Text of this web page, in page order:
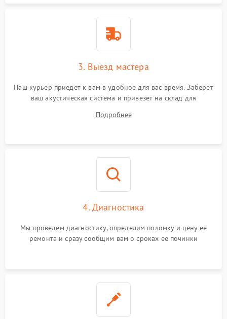
3. Выезд мастера
Наш курьер приедет к вам в удобное для вас время. Заберет
ваш акустическая система и привезет на склад для
Подробнее
4. Диагностика
Мы проведем диагностику, определим поломку и цену ее
ремонта и сразу сообщим вам о сроках ее починки